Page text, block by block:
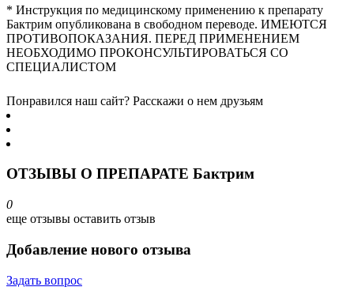
* Инструкция по медицинскому применению к препарату
Бактрим опубликована в свободном переводе. ИМЕЮТСЯ
ПРОТИВОПОКАЗАНИЯ. ПЕРЕД ПРИМЕНЕНИЕМ
НЕОБХОДИМО ПРОКОНСУЛЬТИРОВАТЬСЯ СО
СПЕЦИАЛИСТОМ
Понравился наш сайт? Расскажи о нем друзьям
ОТЗЫВЫ О ПРЕПАРАТЕ Бактрим
0
еще отзывы оставить отзыв
Добавление нового отзыва
Задать вопрос